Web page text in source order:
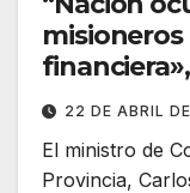
22 DE ABRIL
El ministro de
Provincia,